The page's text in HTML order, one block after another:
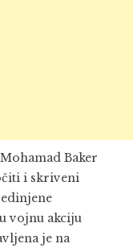
Baker
i skriveni
vojnu akciju
je na